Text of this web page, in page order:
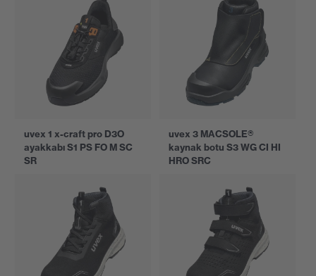
uvex 1 x-craft pro D3O
ayakkabı S1 PS FO M SC
SR
uvex 3 MACSOLE®
kaynak botu S3 WG CI HI
HRO SRC